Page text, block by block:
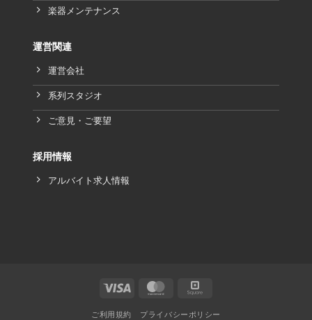
楽器メンテナンス
運営関連
運営会社
系列スタジオ
ご意見・ご要望
採用情報
アルバイト求人情報
ご利用規約 プライバシーポリシー